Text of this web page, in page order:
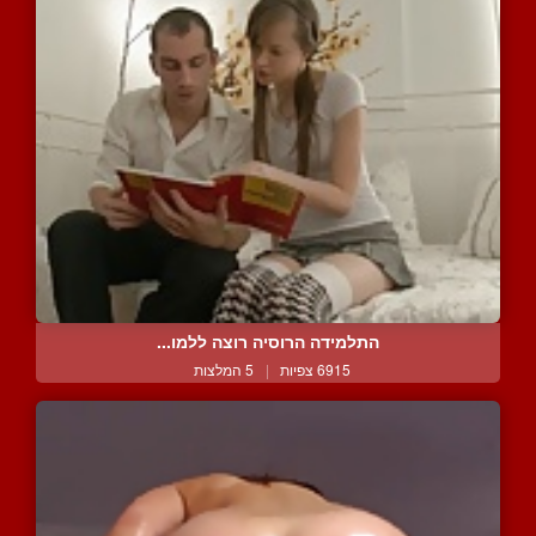
התלמידה הרוסיה רוצה ללמו...
6915 צפיות | 5 המלצות